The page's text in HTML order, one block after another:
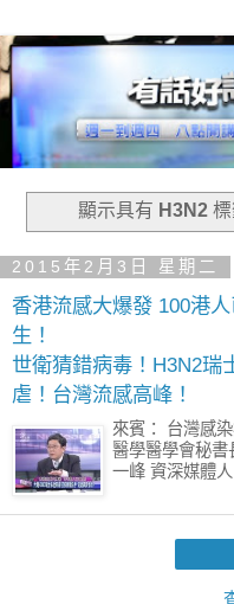
顯示具有 H3N2標
2015年2月3日 星期二
香港流感大爆發 100港
生！
世衛猜錯病毒！H3N2瑞
虐！台灣流感高峰！
來賓： 台灣感
醫學醫學會秘書
一峰 資深媒體